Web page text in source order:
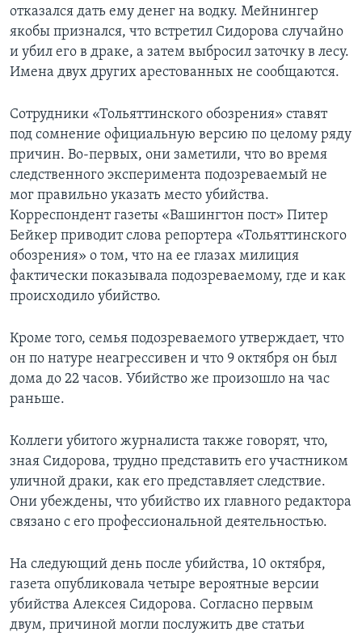
отказался дать ему денег на водку. Мейнингер
якобы признался, что встретил Сидорова случайно
и убил его в драке, а затем выбросил заточку в лесу.
Имена двух других арестованных не сообщаются.
Сотрудники «Тольяттинского обозрения» ставят
под сомнение официальную версию по целому ряду
причин. Во-первых, они заметили, что во время
следственного эксперимента подозреваемый не
мог правильно указать место убийства.
Корреспондент газеты «Вашингтон пост» Питер
Бейкер приводит слова репортера «Тольяттинского
обозрения» о том, что на ее глазах милиция
фактически показывала подозреваемому, где и как
происходило убийство.
Кроме того, семья подозреваемого утверждает, что
он по натуре неагрессивен и что 9 октября он был
дома до 22 часов. Убийство же произошло на час
раньше.
Коллеги убитого журналиста также говорят, что,
зная Сидорова, трудно представить его участником
уличной драки, как его представляет следствие.
Они убеждены, что убийство их главного редактора
связано с его профессиональной деятельностью.
На следующий день после убийства, 10 октября,
газета опубликовала четыре вероятные версии
убийства Алексея Сидорова. Согласно первым
двум, причиной могли послужить две статьи